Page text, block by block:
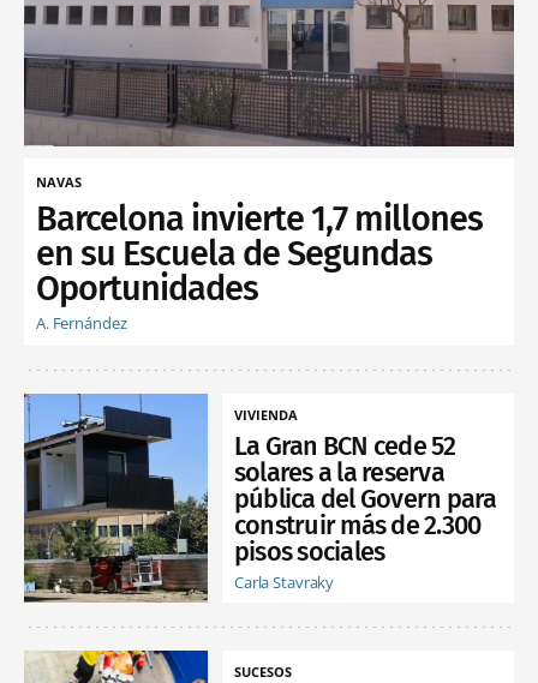
NAVAS
Barcelona invierte 1,7 millones
en su Escuela de Segundas
Oportunidades
A. Fernández
VIVIENDA
La Gran BCN cede 52
solares a la reserva
pública del Govern para
construir más de 2.300
pisos sociales
Carla Stavraky
SUCESOS